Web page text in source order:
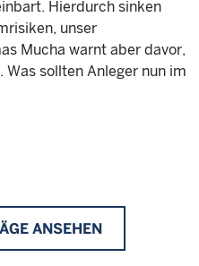
Hierdurch sinken
unser
Mucha warnt aber davor,
Was sollten Anleger nun im
ANSEHEN